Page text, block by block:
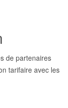
de partenaires
tarifaire avec les